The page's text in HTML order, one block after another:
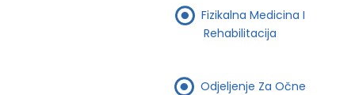
Fizikalna Medicina I
Rehabilitacija
Odjeljenje Za Očne